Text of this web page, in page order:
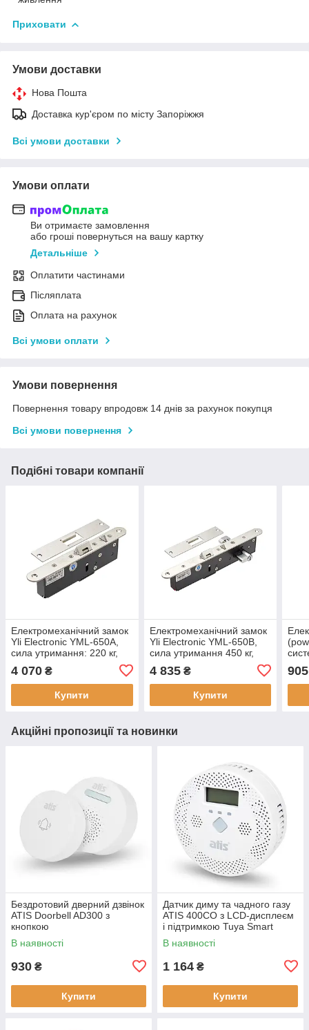
Приховати
Умови доставки
Нова Пошта
Доставка кур'єром по місту Запоріжжя
Всі умови доставки
Умови оплати
Ви отримаєте замовлення
або гроші повернуться на вашу картку
Детальніше
Оплатити частинами
Післяплата
Оплата на рахунок
Всі умови оплати
Умови повернення
Повернення товару впродовж 14 днів за рахунок покупця
Всі умови повернення
Подібні товари компанії
Електромеханічний замок
Yli Electronic YML-650A,
сила утримання: 220 кг,
4 070 ₴
Купити
Електромеханічний замок
Yli Electronic YML-650B,
сила утримання 450 кг,
4 835₴
Купити
до
905
Акційні пропозиції та новинки
Бездротовий дверний дзвінок
ATIS Doorbell AD300 з
кнопкою
В наявності
930 ₴
Купити
Датчик диму та чадного газу
ATIS 400CO з LCD-дисплеєм
і підтримкою Tuya Smart
В наявності
1 164 ₴
Купити